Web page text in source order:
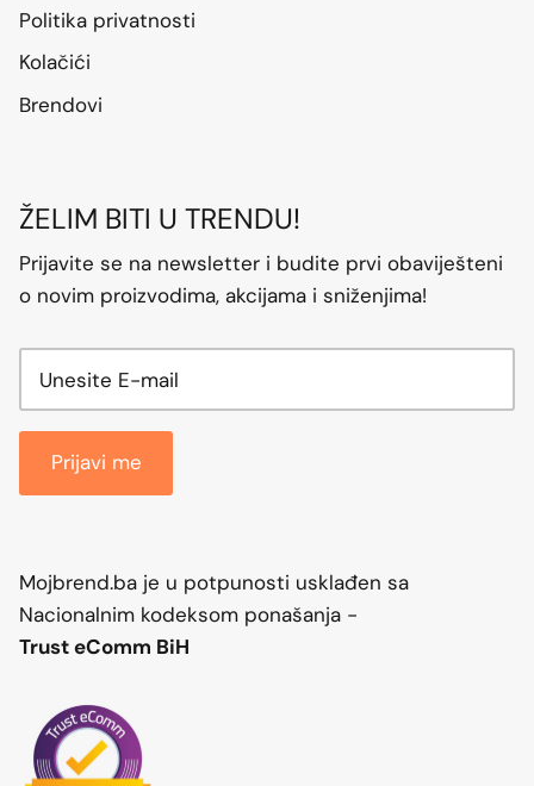
Politika privatnosti
Kolačići
Brendovi
ŽELIM BITI U TRENDU!
Prijavite se na newsletter i budite prvi obaviješteni
o novim proizvodima, akcijama i sniženjima!
Prijavi me
Mojbrend.ba je u potpunosti usklađen sa
Nacionalnim kodeksom ponašanja -
Trust eComm BiH